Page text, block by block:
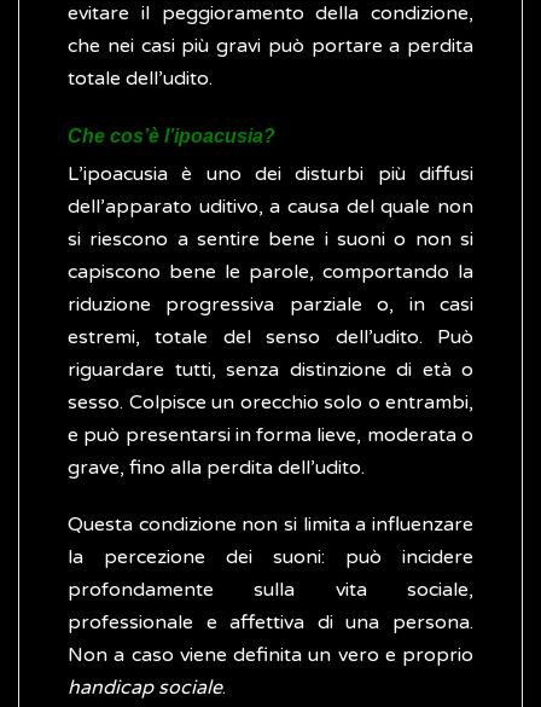
evitare il peggioramento della condizione,
che nei casi più gravi può portare a perdita
totale dell’udito.
Che cos’è l’ipoacusia?
L’ipoacusia è uno dei disturbi più diffusi
dell’apparato uditivo, a causa del quale non
si riescono a sentire bene i suoni o non si
capiscono bene le parole, comportando la
riduzione progressiva parziale o, in casi
estremi, totale del senso dell’udito. Può
riguardare tutti, senza distinzione di età o
sesso. Colpisce un orecchio solo o entrambi,
e può presentarsi in forma lieve, moderata o
grave, fino alla perdita dell’udito.
Questa condizione non si limita a influenzare
la percezione dei suoni: può incidere
profondamente sulla vita sociale,
professionale e affettiva di una persona.
Non a caso viene definita un vero e proprio
handicap sociale.